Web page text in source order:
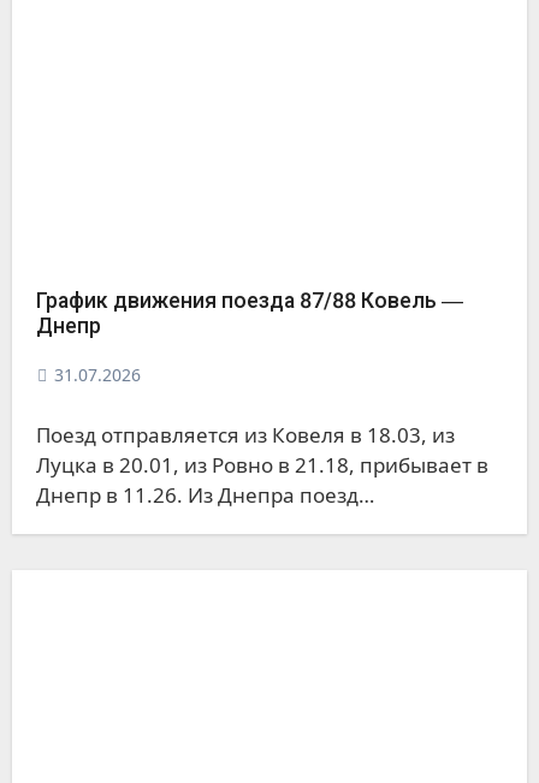
График движения поезда 87/88 Ковель ―
Днепр
31.07.2026
Поезд отправляется из Ковеля в 18.03, из
Луцка в 20.01, из Ровно в 21.18, прибывает в
Днепр в 11.26. Из Днепра поезд…